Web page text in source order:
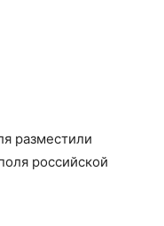
разместили
российской